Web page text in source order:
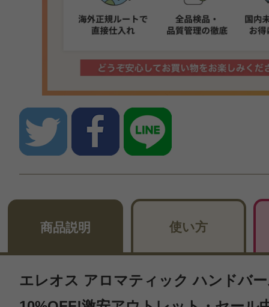
商品説明 使い方
エレオス アロマティック ハンドバ